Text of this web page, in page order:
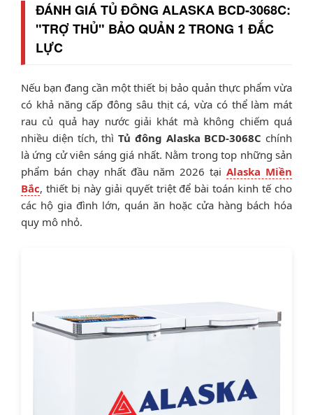
ĐÁNH GIÁ TỦ ĐÔNG ALASKA BCD-3068C:
"TRỢ THỦ" BẢO QUẢN 2 TRONG 1 ĐẮC
LỰC
Nếu bạn đang cần một thiết bị bảo quản thực phẩm vừa
có khả năng cấp đông sâu thịt cá, vừa có thể làm mát
rau củ quả hay nước giải khát mà không chiếm quá
nhiều diện tích, thì Tủ đông Alaska BCD-3068C chính
là ứng cử viên sáng giá nhất. Nằm trong top những sản
phẩm bán chạy nhất đầu năm 2026 tạiAlaska Miền
Bắc, thiết bị này giải quyết triệt để bài toán kinh tế cho
các hộ gia đình lớn, quán ăn hoặc cửa hàng bách hóa
quy mô nhỏ.